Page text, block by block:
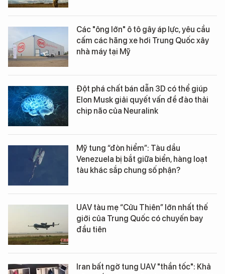
Các "ông lớn" ô tô gây áp lực, yêu cầu
cấm các hãng xe hơi Trung Quốc xây
nhà máy tại Mỹ
Đột phá chất bán dẫn 3D có thể giúp
Elon Musk giải quyết vấn đề đào thải
chip não của Neuralink
Mỹ tung “đòn hiểm”: Tàu dầu
Venezuela bị bắt giữa biển, hàng loạt
tàu khác sắp chung số phận?
UAV tàu mẹ “Cửu Thiên” lớn nhất thế
giới của Trung Quốc có chuyến bay
đầu tiên
Iran bất ngờ tung UAV "thần tốc": Khả